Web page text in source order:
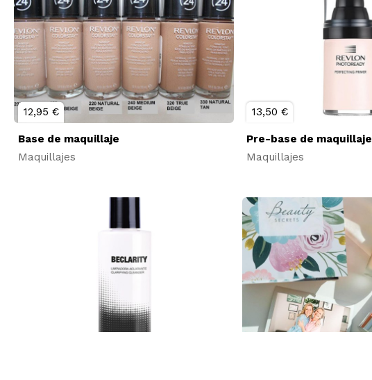
Base de maquillaje
Maquillajes
12,95 €
Pre-base de maquillaje
Maquillajes
13,50 €